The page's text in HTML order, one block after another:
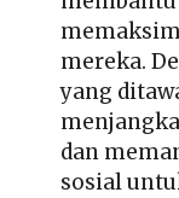
mereka.
yang
dan
sosial